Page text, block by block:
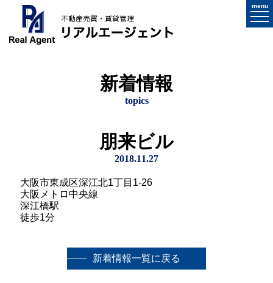
menu
新着情報
topics
朋来ビル
2018.11.27
大阪市東成区深江北1丁目1-26
大阪メトロ中央線
深江橋駅
徒歩1分
新着情報一覧に戻る